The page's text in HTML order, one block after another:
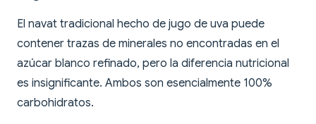
El navat tradicional hecho de jugo de uva puede
contener trazas de minerales no encontradas en el
azúcar blanco refinado, pero la diferencia nutricional
es insignificante. Ambos son esencialmente 100%
carbohidratos.